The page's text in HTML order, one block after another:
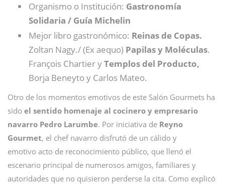
Organismo o Institución: Gastronomía
Solidaria / Guía Michelin
Mejor libro gastronómico: Reinas de Copas.
Zoltan Nagy./ (Ex aequo) Papilas y Moléculas.
François Chartier yTemplos del Producto,
Borja Beneyto y Carlos Mateo.
Otro de los momentos emotivos de este Salón Gourmets ha
sido el sentido homenaje al cocinero y empresario
navarro Pedro Larumbe. Por iniciativa de Reyno
Gourmet, el chef navarro disfrutó de un cálido y
emotivo acto de reconocimiento público, que llenó el
escenario principal de numerosos amigos, familiares y
autoridades que no quisieron perderse la cita. Como explicó